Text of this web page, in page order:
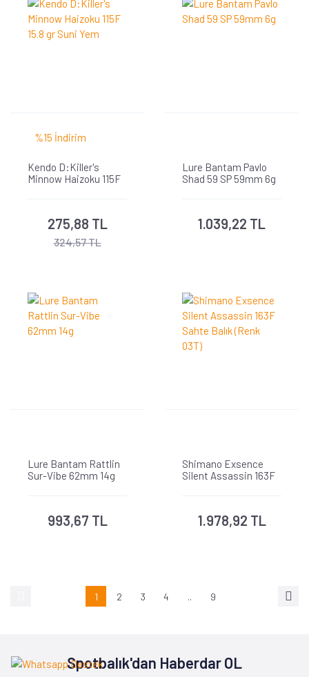
%15 İndirim
Kendo D:Killer's
Minnow Haizoku 115F
275,88 TL
324,57 TL
Lure Bantam Pavlo
Shad 59 SP 59mm 6g
1.039,22 TL
Lure Bantam Rattlin
Sur-Vibe 62mm 14g
993,67 TL
Shimano Exsence
Silent Assassin 163F
1.978,92 TL
1 2 3 4 .. 9
Spotbalık'dan Haberdar OL